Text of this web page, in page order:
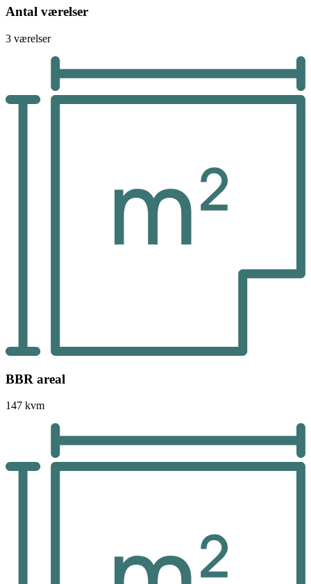
Antal værelser
3 værelser
BBR areal
147 kvm